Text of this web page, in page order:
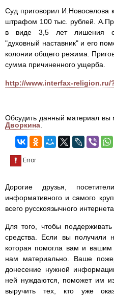
Суд приговорил И.Новоселова
штрафом 100 тыс. рублей.
в виде 3,5 лет лишения
"духовный наставник" и его
колонии общего режима.
сумма причиненного ущерба.
http://www.interfax-religion.ru/
Обсудить данный материал вы
Дворкина
Дорогие друзья,
информативного и самого
всего русскоязычного
Для того, чтобы
средства. Если вы получили
которая помогла вам и вашим
нам материально. Ваше
донесение нужной
ней нуждаются, поможет им
выручить тех, кто уже